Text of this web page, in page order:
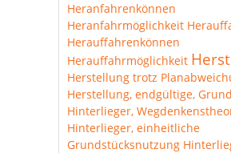
Heranfahrenkönnen
Heranfahrmöglichkeit
Herauffahrenkönnen
Herauffahrmöglichkeit
Herstellung trotz
Herstellung, endgültige,
Hinterlieger,
Hinterlieger, einheitliche
Grundstücksnutzung